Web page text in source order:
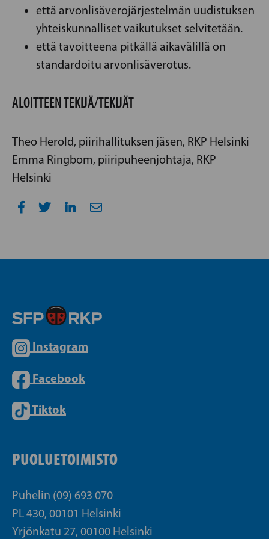
että arvonlisäverojärjestelmän uudistuksen
yhteiskunnalliset vaikutukset selvitetään.
että tavoitteena pitkällä aikavälillä on
standardoitu arvonlisäverotus.
ALOITTEEN TEKIJÄ/TEKIJÄT
Theo Herold, piirihallituksen jäsen, RKP Helsinki
Emma Ringbom, piiripuheenjohtaja, RKP
Helsinki
Instagram
Facebook
Tiktok
PUOLUETOIMISTO
Puhelin (09) 693 070
PL 430, 00101 Helsinki
Yrjönkatu 27, 00100 Helsinki